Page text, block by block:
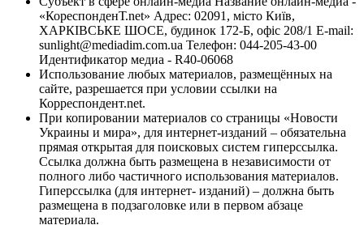
«КореспонденТ.net» Адрес: 02091, місто Київ,
ХАРКІВСЬКЕ ШОСЕ, будинок 172-Б, офіс 208/1 E-mail:
sunlight@mediadim.com.ua Телефон: 044-205-43-00
Идентификатор медиа - R40-06068
Использование любых материалов, размещённых на
сайте, разрешается при условии ссылки на
Корреспондент.net.
При копировании материалов со страницы «Новости
Украины и мира», для интернет-изданий – обязательна
прямая открытая для поисковых систем гиперссылка.
Ссылка должна быть размещена в независимости от
полного либо частичного использования материалов.
Гиперссылка (для интернет- изданий) – должна быть
размещена в подзаголовке или в первом абзаце
материала.